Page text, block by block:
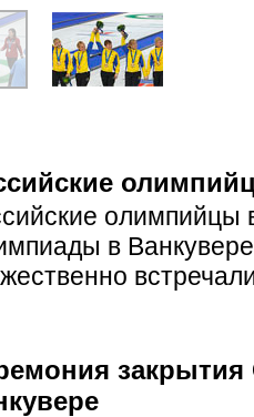
олимпийцы
в